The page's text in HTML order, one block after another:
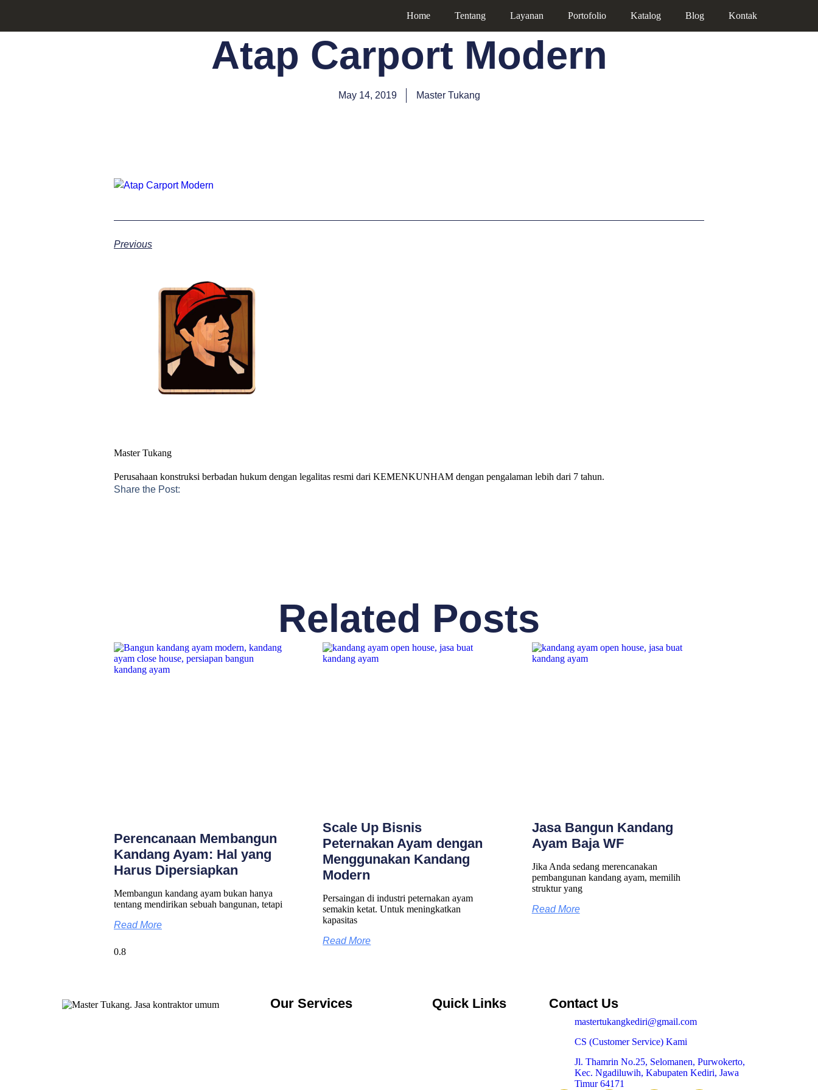
Home Tentang Layanan Portofolio Katalog Blog Kontak
Atap Carport Modern
May 14, 2019 Master Tukang
Previous
Master Tukang
Perusahaan konstruksi berbadan hukum dengan legalitas resmi dari KEMENKUNHAM dengan pengalaman lebih dari 7 tahun.
Share the Post:
Related Posts
Perencanaan Membangun
Kandang Ayam: Hal yang
Harus Dipersiapkan
Membangun kandang ayam bukan hanya
tentang mendirikan sebuah bangunan, tetapi
Read More
Scale Up Bisnis
Peternakan Ayam dengan
Menggunakan Kandang
Modern
Persaingan di industri peternakan ayam
semakin ketat. Untuk meningkatkan
kapasitas
Read More
Jasa Bangun Kandang
Ayam Baja WF
Jika Anda sedang merencanakan
pembangunan kandang ayam, memilih
struktur yang
Read More
Our Services Quick Links Contact Us
mastertukangkediri@gmail.com
CS (Customer Service) Kami
Jl. Thamrin No.25, Selomanen, Purwokerto,
Kec. Ngadiluwih, Kabupaten Kediri, Jawa
Timur 64171